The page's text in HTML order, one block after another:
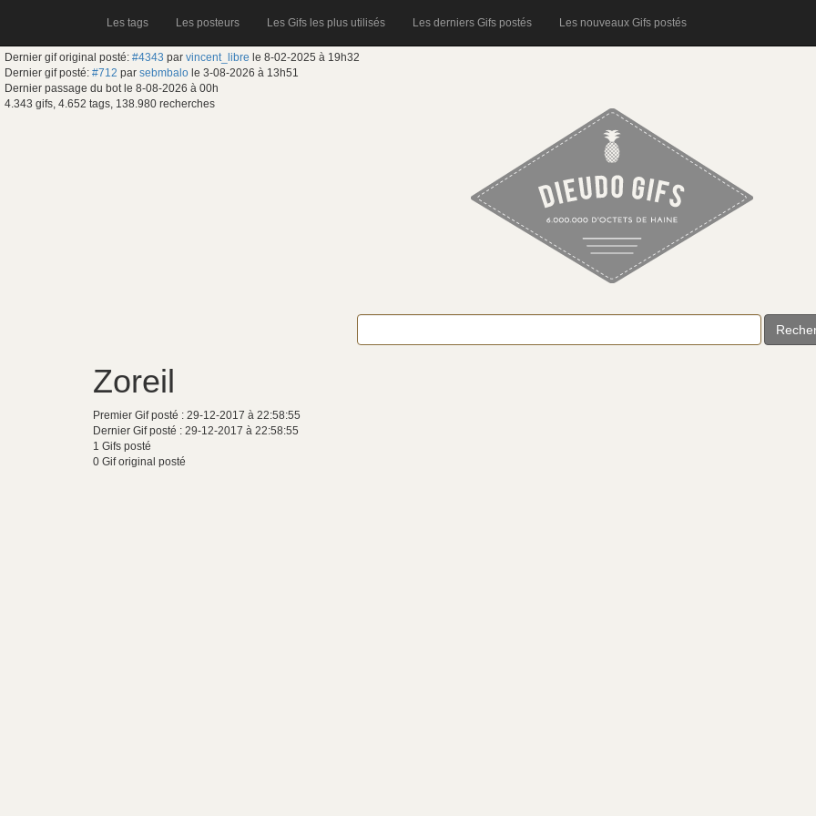
Les tags Les posteurs Les Gifs les plus utilisés Les derniers Gifs postés Les nouveaux Gifs postés
Dernier gif original posté: #4343 par vincent_libre le 8-02-2025 à 19h32
Dernier gif posté: #712 par sebmbalo le 3-08-2026 à 13h51
Dernier passage du bot le 8-08-2026 à 00h
4.343 gifs, 4.652 tags, 138.980 recherches
Zoreil
Premier Gif posté : 29-12-2017 à 22:58:55
Dernier Gif posté : 29-12-2017 à 22:58:55
1 Gifs posté
0 Gif original posté